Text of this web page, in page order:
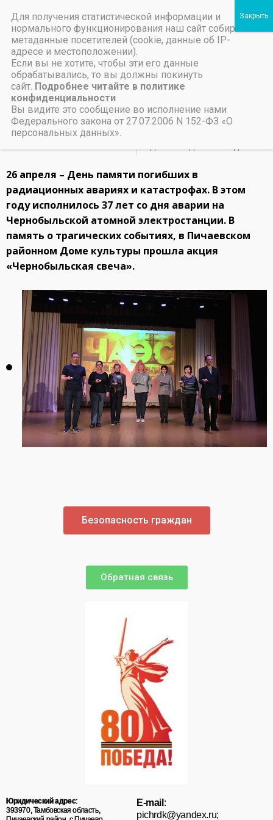
Пичаевский дом культуры
«ЧЕРНОБЫЛЬСКАЯ
СВЕЧА»
28 апреля, 2023
НАЗАД
26 апреля – День памяти погибших в
радиационных авариях и катастрофах. В этом
году исполнилось 37 лет со дня аварии на
Чернобыльской атомной электростанции. В
память о трагических событиях, в Пичаевском
районном Доме культуры прошла акция
«Чернобыльская свеча».
Безопасность граждан
Обратная связь
Юридический адрес:
393970, Тамбовская область,
E-mail :
pichrdk@yаndex.ru;
Для получения статистической информации и
нормального функционирования наш сайт собирает
метаданные посетителей (cookie, данные об IP-
адресе и местоположении).
Если вы не хотите, чтобы эти его данные
обрабатывались, то вы должны покинуть
сайт. Подробнее читайте в политике
конфиденциальности
Вы видите это сообщение во исполнение нами
Федерального закона от 27.07.2006 N 152-ФЗ «О
персональных данных».